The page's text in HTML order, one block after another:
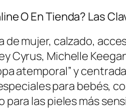
O En Tienda? Las
de mujer, calzado,
Cyrus, Michelle
atemporal” y
para bebés,
para las pieles más